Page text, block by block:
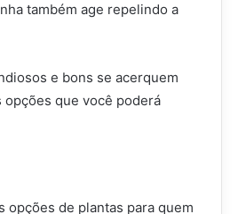
também age repelindo a
e bons se acerquem
opções que você poderá
opções de plantas para quem